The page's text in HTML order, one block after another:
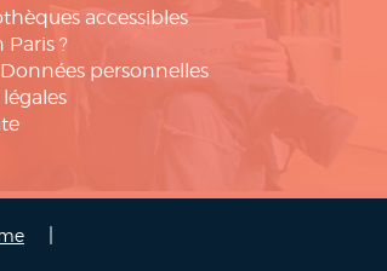
accessibles
Paris ?
Données personnelles